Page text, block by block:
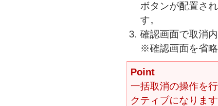
ボタンが配置さ
す。
確認画面で取消
※確認画面を省
Point
一括取消の操作を
クティブになりま